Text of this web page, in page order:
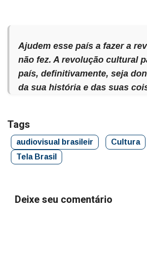
Ajudem esse país a fazer a
não fez. A revolução cultural
país, definitivamente, seja
da sua história e das suas
Tags
audiovisual brasileir Cultura
Tela Brasil
Deixe seu comentário